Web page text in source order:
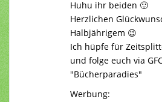
Huhu ihr beiden 🙂
Herzlichen
Halbjährigem 😉
Ich hüpfe für
und folge euch via
"Bücherparadies"
Werbung: